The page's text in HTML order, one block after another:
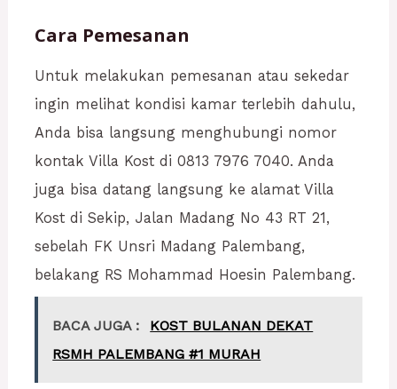
Cara Pemesanan
Untuk melakukan pemesanan atau sekedar
ingin melihat kondisi kamar terlebih dahulu,
Anda bisa langsung menghubungi nomor
kontak Villa Kost di 0813 7976 7040. Anda
juga bisa datang langsung ke alamat Villa
Kost di Sekip, Jalan Madang No 43 RT 21,
sebelah FK Unsri Madang Palembang,
belakang RS Mohammad Hoesin Palembang.
BACA JUGA :
KOST BULANAN DEKAT
RSMH PALEMBANG #1 MURAH